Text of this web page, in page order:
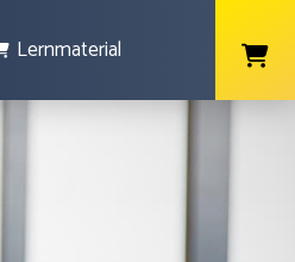
Lernmaterial